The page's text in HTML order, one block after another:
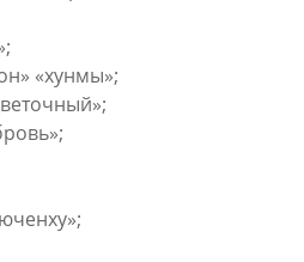
«хунмы»;